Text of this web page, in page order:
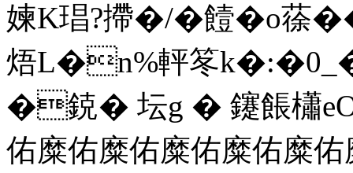
媡K琩?摕�/�饐�o蒣
焐L�n%軯笗
�鋴� 坛g � 鑳餦櫹
佑糜佑糜佑糜佑糜佑糜